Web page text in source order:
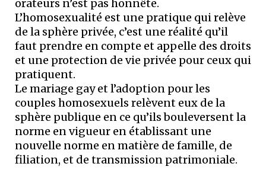
orateurs n’est pas honnête.
L’homosexualité est une pratique qui relève
de la sphère privée, c’est une réalité qu’il
faut prendre en compte et appelle des droits
et une protection de vie privée pour ceux qui
pratiquent.
Le mariage gay et l’adoption pour les
couples homosexuels relèvent eux de la
sphère publique en ce qu’ils bouleversent la
norme en vigueur en établissant une
nouvelle norme en matière de famille, de
filiation, et de transmission patrimoniale.